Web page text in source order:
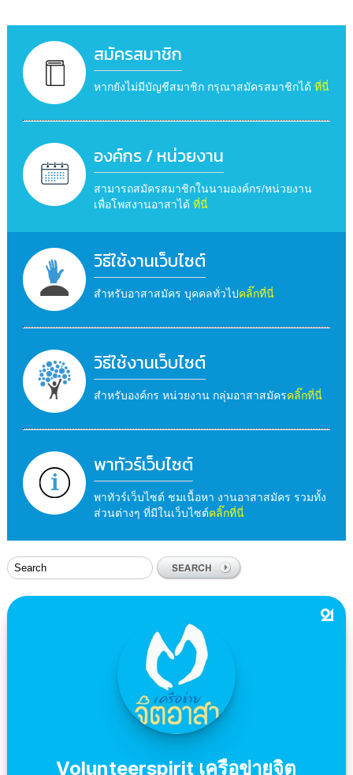
สมัครสมาชิก
หากยังไม่มีบัญชีสมาชิก กรุณาสมัครสมาชิกได้ ที่นี่
องค์กร / หน่วยงาน
สามารถสมัครสมาชิกในนามองค์กร/หน่วยงาน
เพื่อโพสงานอาสาได้ ที่นี่
วิธีใช้งานเว็บไซต์
สำหรับอาสาสมัคร บุคคลทั่วไปคลิ๊กที่นี่
วิธีใช้งานเว็บไซต์
สำหรับองค์กร หน่วยงาน กลุ่มอาสาสมัครคลิ๊กที่นี่
พาทัวร์เว็บไซต์
พาทัวร์เว็บไซต์ ชมเนื้อหา งานอาสาสมัคร รวมทั้ง
ส่วนต่างๆ ที่มีในเว็บไซต์คลิ๊กที่นี่